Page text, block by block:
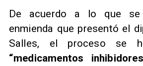
​De acuerdo a lo que
enmienda que presentó el
Salles, el proceso se
“medicamentos